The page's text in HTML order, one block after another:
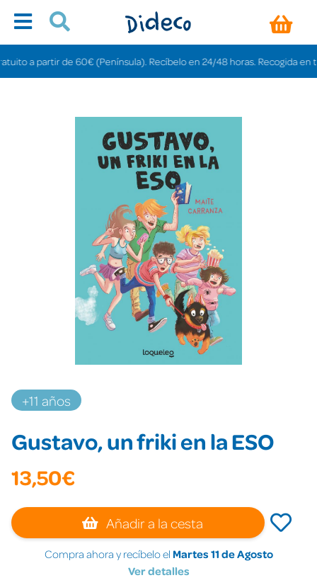
a partir de 60€ (Península). Recíbelo en 24/48 horas. Recogida en
+11 años
Gustavo, un friki en la ESO
13,50€
Añadir a la cesta
Compra ahora y recíbelo el Martes 11 de Agosto
Ver detalles